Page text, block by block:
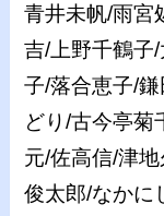
青井未帆/雨宮
吉/上野千鶴子
子/落合恵子/
どり/古今亭菊
元/佐高信/津
俊太郎/なかに